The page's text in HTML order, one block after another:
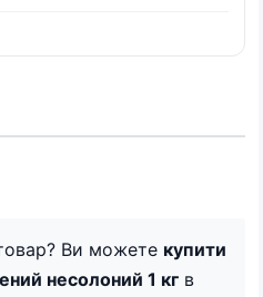
Ви можете купити
несолоний 1 кг в